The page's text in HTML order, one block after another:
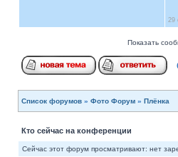
29
Показать
Список форумов » Фото Форум » Плёнка
Кто сейчас на конференции
Сейчас этот форум просматривают: нет